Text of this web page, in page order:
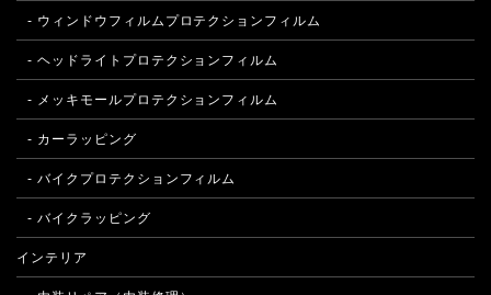
- ウィンドウフィルムプロテクションフィルム
- ヘッドライトプロテクションフィルム
- メッキモールプロテクションフィルム
- カーラッピング
- バイクプロテクションフィルム
- バイクラッピング
インテリア